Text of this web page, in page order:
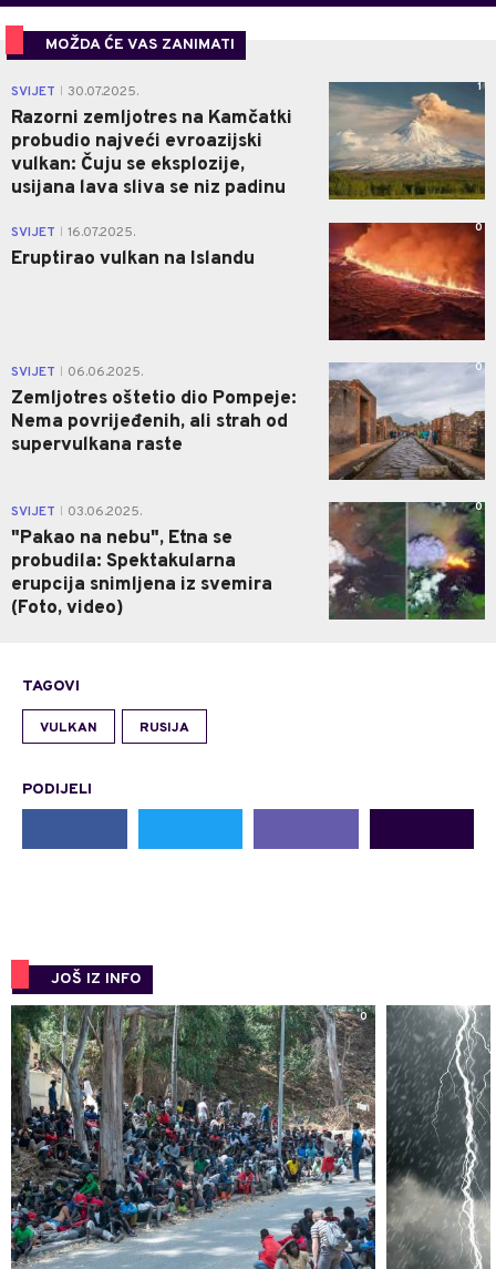
MOŽDA ĆE VAS ZANIMATI
SVIJET 30.07.2025.
Razorni zemljotres na Kamčatki
probudio najveći evroazijski
vulkan: Čuju se eksplozije,
usijana lava sliva se niz padinu
1
SVIJET 16.07.2025.
Eruptirao vulkan na Islandu
0
SVIJET 06.06.2025.
Zemljotres oštetio dio Pompeje:
Nema povrijeđenih, ali strah od
supervulkana raste
0
SVIJET 03.06.2025.
"Pakao na nebu", Etna se
probudila: Spektakularna
erupcija snimljena iz svemira
(Foto, video)
0
TAGOVI
VULKAN RUSIJA
PODIJELI
JOŠ IZ INFO
0